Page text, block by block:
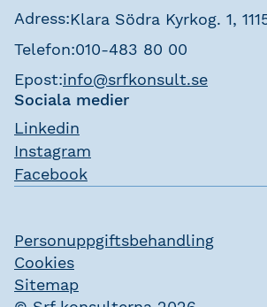
Adress:Klara Södra Kyrkog. 1,
Telefon:010-483 80 00
Epost:info@srfkonsult.se
Sociala medier
Linkedin
Instagram
Facebook
Personuppgiftsbehandling
Cookies
Sitemap